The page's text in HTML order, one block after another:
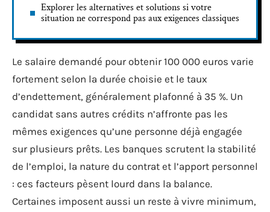
Explorer les alternatives et solutions si votre
situation ne correspond pas aux exigences classiques
Le salaire demandé pour obtenir 100 000 euros varie
fortement selon la durée choisie et le taux
d’endettement, généralement plafonné à 35 %. Un
candidat sans autres crédits n’affronte pas les
mêmes exigences qu’une personne déjà engagée
sur plusieurs prêts. Les banques scrutent la stabilité
de l’emploi, la nature du contrat et l’apport personnel
: ces facteurs pèsent lourd dans la balance.
Certaines imposent aussi un reste à vivre minimum,